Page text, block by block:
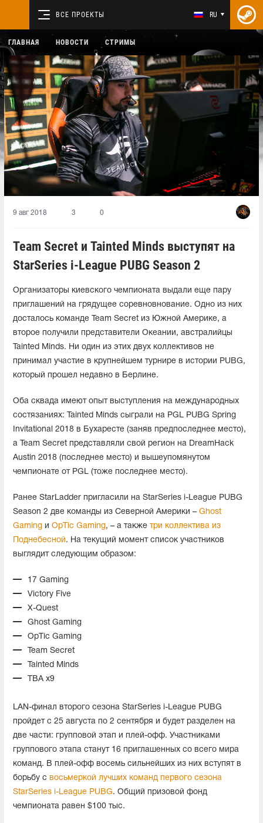
ВСЕ ПРОЕКТЫ RU
ГЛАВНАЯ НОВОСТИ СТРИМЫ
9 авг 2018 3 0
Team Secret и Tainted Minds выступят на
StarSeries i-League PUBG Season 2
Организаторы киевского чемпионата выдали еще пару
приглашений на грядущее соревновнование. Одно из них
досталось команде Team Secret из Южной Америке, а
второе получили представители Океании, австралийцы
Tainted Minds. Ни один из этих двух коллективов не
принимал участие в крупнейшем турнире в истории PUBG,
который прошел недавно в Берлине.
Оба сквада имеют опыт выступления на международных
состязаниях: Tainted Minds сыграли на PGL PUBG Spring
Invitational 2018 в Бухаресте (заняв предпоследнее место),
а Team Secret представляли свой регион на DreamHack
Austin 2018 (последнее место) и вышеупомянутом
чемпионате от PGL (тоже последнее место).
Ранее StarLadder пригласили на StarSeries i-League PUBG
Season 2 две команды из Северной Америки – Ghost
Gaming и OpTic Gaming, – а также три коллектива из
Поднебесной. На текущий момент список участников
выглядит следующим образом:
17 Gaming
Victory Five
X-Quest
Ghost Gaming
OpTic Gaming
Team Secret
Tainted Minds
TBA x9
LAN-финал второго сезона StarSeries i-League PUBG
пройдет с 25 августа по 2 сентября и будет разделен на
две части: групповой этап и плей-офф. Участниками
группового этапа станут 16 приглашенных со всего мира
команд. В плей-офф восемь сильнейших из них вступят в
борьбу с восьмеркой лучших команд первого сезона
StarSeries i-League PUBG. Общий призовой фонд
чемпионата равен $100 тыс.